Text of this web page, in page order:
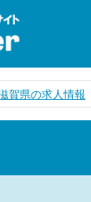
賀県の求人情報